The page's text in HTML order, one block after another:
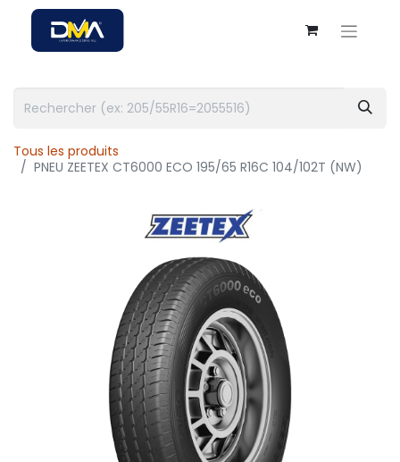
Tous les produits
PNEU ZEETEX CT6000 ECO 195/65 R16C 104/102T (NW)